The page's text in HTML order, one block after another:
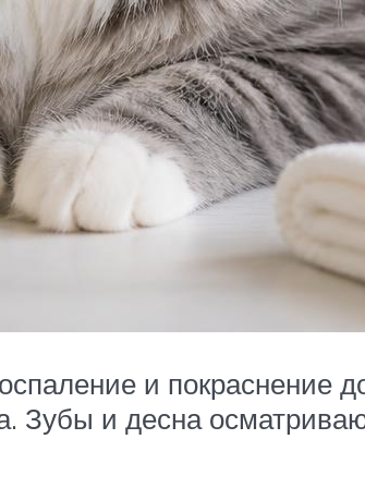
и покраснение
Зубы и десна